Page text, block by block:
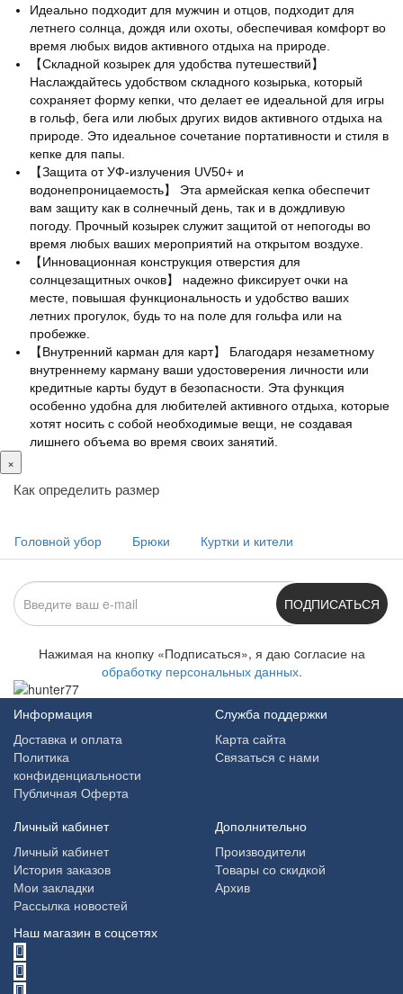
Идеально подходит для мужчин и отцов, подходит для
летнего солнца, дождя или охоты, обеспечивая комфорт во
время любых видов активного отдыха на природе.
【Складной козырек для удобства путешествий】
Наслаждайтесь удобством складного козырька, который
сохраняет форму кепки, что делает ее идеальной для игры
в гольф, бега или любых других видов активного отдыха на
природе. Это идеальное сочетание портативности и стиля в
кепке для папы.
【Защита от УФ-излучения UV50+ и
водонепроницаемость】 Эта армейская кепка обеспечит
вам защиту как в солнечный день, так и в дождливую
погоду. Прочный козырек служит защитой от непогоды во
время любых ваших мероприятий на открытом воздухе.
【Инновационная конструкция отверстия для
солнцезащитных очков】 надежно фиксирует очки на
месте, повышая функциональность и удобство ваших
летних прогулок, будь то на поле для гольфа или на
пробежке.
【Внутренний карман для карт】 Благодаря незаметному
внутреннему карману ваши удостоверения личности или
кредитные карты будут в безопасности. Эта функция
особенно удобна для любителей активного отдыха, которые
хотят носить с собой необходимые вещи, не создавая
лишнего объема во время своих занятий.
×
Как определить размер
Головной убор Брюки Куртки и кители
ПОДПИСАТЬСЯ
Нажимая на кнопку «Подписаться», я даю cогласие на
обработку персональных данных.
Информация
Доставка и оплата
Политика
конфиденциальности
Публичная Оферта
Служба поддержки
Карта сайта
Связаться с нами
Личный кабинет
Личный кабинет
История заказов
Мои закладки
Рассылка новостей
Дополнительно
Производители
Товары со скидкой
Архив
Наш магазин в соцсетях